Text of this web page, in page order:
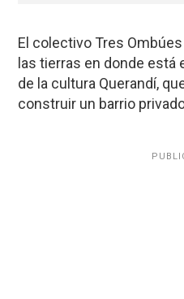
El colectivo Tres
las tierras en donde
de la cultura Querandí,
construir un barrio